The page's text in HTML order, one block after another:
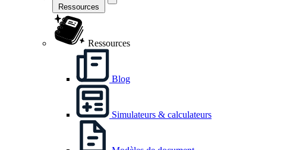
Ressources
Ressources
Blog
Simulateurs & calculateurs